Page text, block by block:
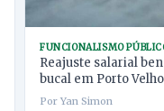
FUNCIONALISMO
Reajuste salarial
bucal em Porto Velho
Por Yan Simon